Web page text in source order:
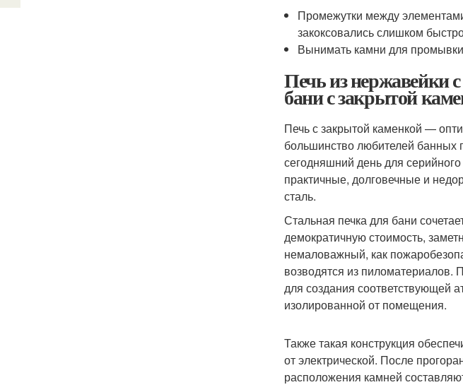
Промежутки между
закоксовались слишком
Вынимать камни для
Печь из нержавейки
бани с закрытой
Печь с закрытой каменкой —
большинство любителей банных
сегодняшний день для
практичные, долговечные и
сталь.
Стальная печка для бани
демократичную стоимость,
немаловажный, как
возводятся из
для создания соответствующей
изолированной от помещения.
Также такая конструкция
от электрической. После
расположения камней